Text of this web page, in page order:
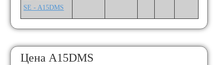
SE - A15DMS
Цена A15DMS